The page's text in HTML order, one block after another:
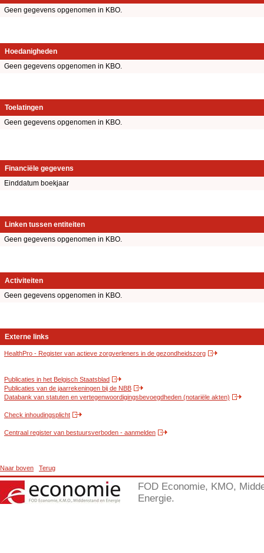
Geen gegevens opgenomen in KBO.
Hoedanigheden
Geen gegevens opgenomen in KBO.
Toelatingen
Geen gegevens opgenomen in KBO.
Financiële gegevens
Einddatum boekjaar
Linken tussen entiteiten
Geen gegevens opgenomen in KBO.
Activiteiten
Geen gegevens opgenomen in KBO.
Externe links
HealthPro - Register van actieve zorgverleners in de gezondheidszorg
Publicaties in het Belgisch Staatsblad
Publicaties van de jaarrekeningen bij de NBB
Databank van statuten en vertegenwoordigingsbevoegdheden (notariële akten)
Check inhoudingsplicht
Centraal register van bestuursverboden - aanmelden
Naar boven Terug
FOD Economie, KMO,
Energie.